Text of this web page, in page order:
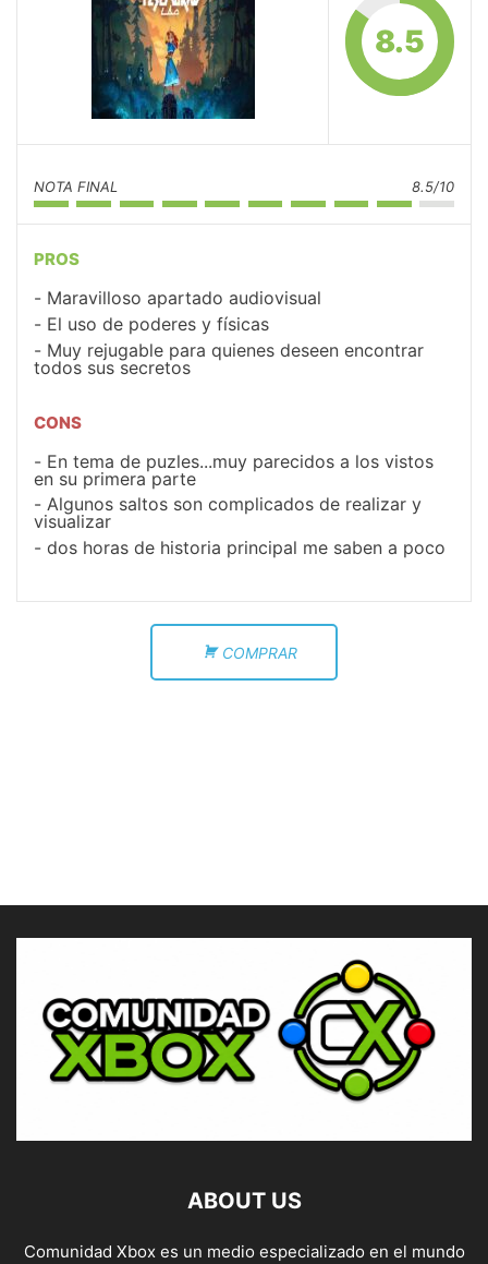
8.5
NOTA FINAL 8.5/10
PROS
Maravilloso apartado audiovisual
El uso de poderes y físicas
Muy rejugable para quienes deseen encontrar
todos sus secretos
CONS
En tema de puzles...muy parecidos a los vistos
en su primera parte
Algunos saltos son complicados de realizar y
visualizar
dos horas de historia principal me saben a poco
COMPRAR
ABOUT US
Comunidad Xbox es un medio especializado en el mundo